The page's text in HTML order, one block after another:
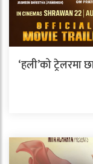
‘हली’को ट्रेलरमा